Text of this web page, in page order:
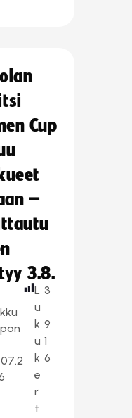
Cup
–
3.8.
L
u
k
u
k
e
r
t
3
9
1
6